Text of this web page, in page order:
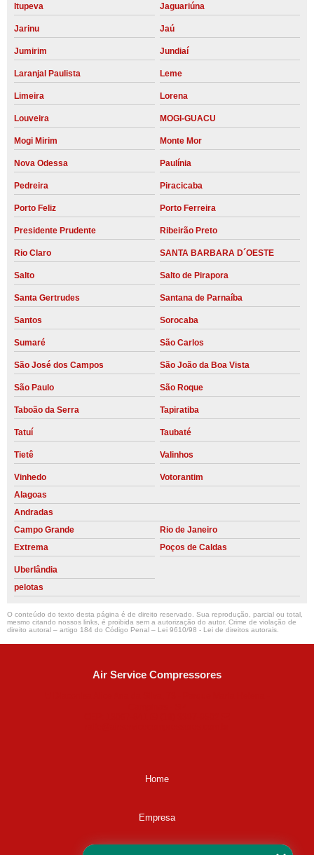
Itupeva Jaguariúna
Jarinu Jaú
Jumirim Jundiaí
Laranjal Paulista Leme
Limeira Lorena
Louveira MOGI-GUACU
Mogi Mirim Monte Mor
Nova Odessa Paulínia
Pedreira Piracicaba
Porto Feliz Porto Ferreira
Presidente Prudente Ribeirão Preto
Rio Claro SANTA BARBARA D´OESTE
Salto Salto de Pirapora
Santa Gertrudes Santana de Parnaíba
Santos Sorocaba
Sumaré São Carlos
São José dos Campos São João da Boa Vista
São Paulo São Roque
Taboão da Serra Tapiratiba
Tatuí Taubaté
Tietê Valinhos
Vinhedo
Votorantim
Alagoas
Andradas
Campo Grande
Rio de Janeiro
Extrema
Poços de Caldas
Uberlândia
pelotas
O conteúdo do texto desta página é de direito reservado. Sua reprodução, parcial ou total,
mesmo citando nossos links, é proibida sem a autorização do autor. Crime de violação de
direito autoral – artigo 184 do Código Penal – Lei 9610/98 - Lei de direitos autorais.
Air Service Compressores
Home
Empresa